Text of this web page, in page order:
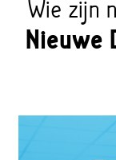
Wie zijn
Nieuwe